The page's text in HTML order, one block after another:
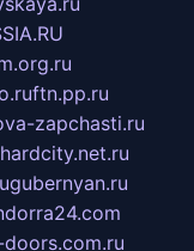
ftn.pp.ru
zapchasti.ru
hardcity.net.ru
gubernyan.ru